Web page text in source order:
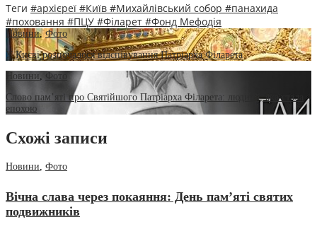
Теги #архієреї #Київ #Михайлівський собор #панахида
#поховання #ПЦУ #Філарет #Фонд Мефодія
Новини,Фото
У Києві розпочалося відспівування Патріарха Філарета
Новини
Фото
Слово пам’яті про Святійшого Патріарха Філарета: людина, яка стала
епохою
Схожі записи
Новини, Фото
Вічна слава через покаяння: День пам’яті святих
подвижників